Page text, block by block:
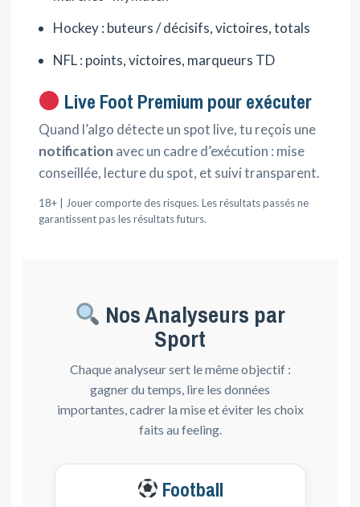
Hockey : buteurs / décisifs, victoires, totals
NFL : points, victoires, marqueurs TD
Live Foot Premium pour exécuter
Quand l’algo détecte un spot live, tu reçois une
notification avec un cadre d’exécution : mise
conseillée, lecture du spot, et suivi transparent.
18+ | Jouer comporte des risques. Les résultats passés ne
garantissent pas les résultats futurs.
Nos Analyseurs par
Sport
Chaque analyseur sert le même objectif :
gagner du temps, lire les données
importantes, cadrer la mise et éviter les choix
faits au feeling.
Football